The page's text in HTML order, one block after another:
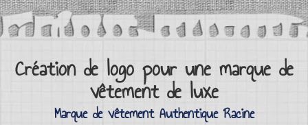
Création de logo pour une marque de
vêtement de luxe
Marque de vêtement Authentique Racine